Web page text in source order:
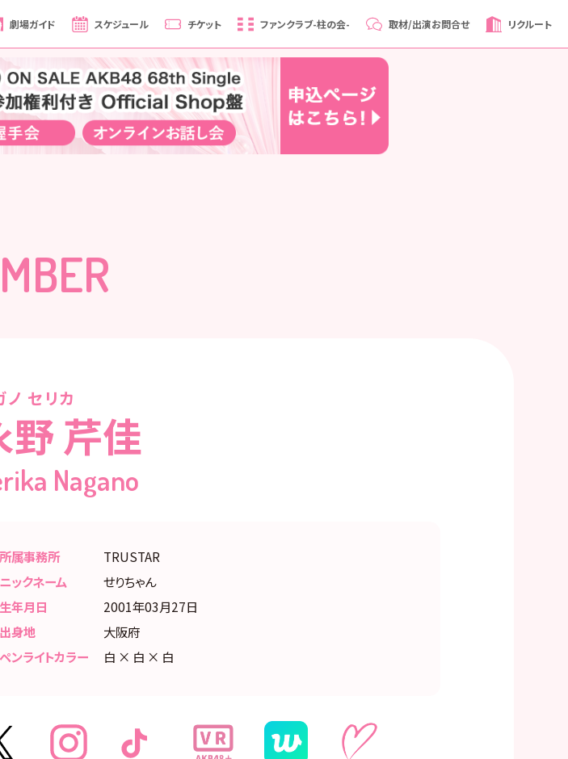
劇場ガイド スケジュール チケット ファンクラブ-柱の会- 取材/出演お問合せ リクルート
ノ セリカ
野 芹佳
Nagano
所属事務所
TRUSTAR
ニックネーム
せりちゃん
生年月日
2001年03月27日
出身地
大阪府
ペンライトカラー
白 × 白 × 白